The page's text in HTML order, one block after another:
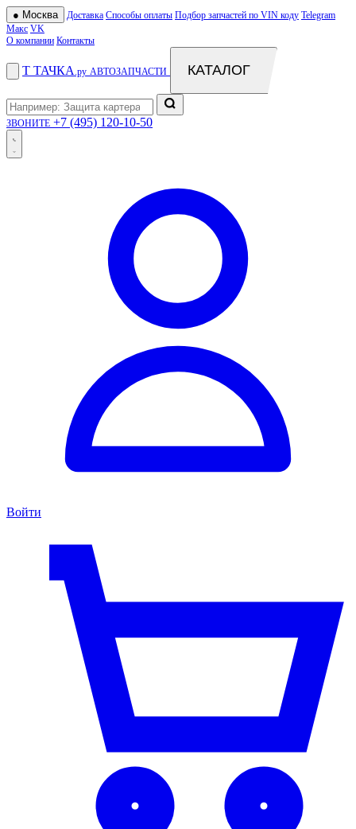
● Москва Доставка Способы оплаты Подбор запчастей по VIN коду Telegram
Макс VK
О компании Контакты
Т ТАЧКА .ру АВТОЗАПЧАСТИ КАТАЛОГ
ЗВОНИТЕ +7 (495) 120-10-50
Войти